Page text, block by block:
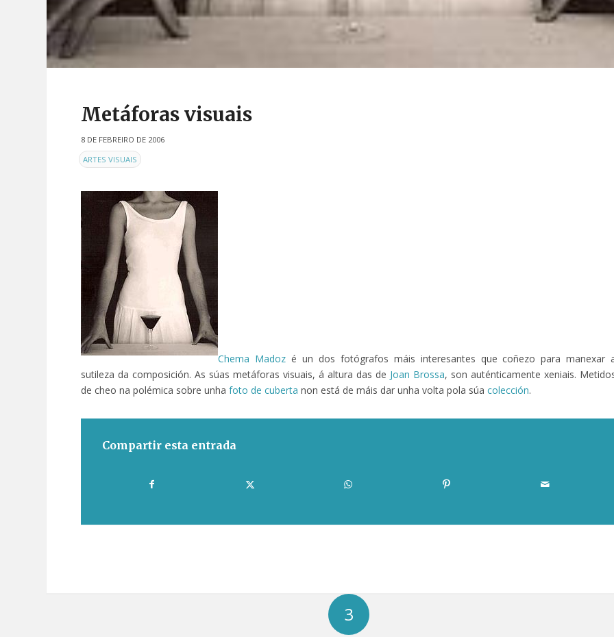
Metáforas visuais
8 DE FEBREIRO DE 2006
ENARTES VISUAIS
Chema Madozé un dos fotógrafos máis interesantes que coñezo para manexar
sutileza da composición. As súas metáforas visuais, á altura das de Joan Brossa, son auténticamente xeniais.
de cheo na polémica sobre unha foto de cuberta non está de máis dar unha volta pola súa colección.
Compartir esta entrada
3